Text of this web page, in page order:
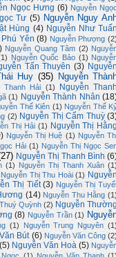
Ngọc Hưng (6) Nguyễn
Tư (5) Nguyễn Nguy
Hùng (4) Nguyễn Như
Yên (8) Nguyễn Phượng
Nguyễn Quang Tâm (2)
Nguyễn Quốc Bảo (1)
Tấn Thuyên (3)
Huy (35)
Nguyễn
Thanh Hải (1)
Nguyễn
(1) Nguyễn Thành Nhân
Thế Kiên (1) Nguyễn Thế
(2) Nguyễn Thị Cẩm Thuỳ
Thị Hải (1) Nguyễn Thị
Nguyễn Thị Huệ (1) Nguyễn
Hải (1) Nguyễn Thị Ngọc
Nguyễn Thị Thanh Bình
(1) Nguyễn Thị Thanh Xuân
Nguyễn Thị Thu Hoài (1)
Thị Tiết (3) Nguyễn Thị
(14) Nguyễn Thu Hằng
Quỳnh (2) Nguyễn
(8) Nguyễn Trần (1)
(1) Nguyễn Trung Nguyên
Bút (6) Nguyễn Văn Công
(5) Nguyễn Văn Hoà (5)